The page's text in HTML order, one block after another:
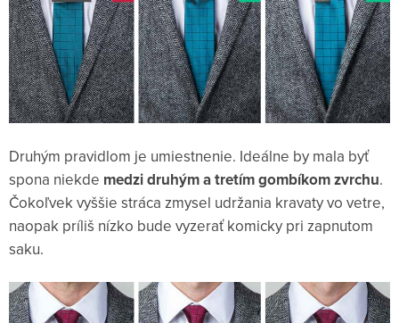
Druhým pravidlom je umiestnenie. Ideálne by mala byť
spona niekde medzi druhým a tretím gombíkom zvrchu.
Čokoľvek vyššie stráca zmysel udržania kravaty vo vetre,
naopak príliš nízko bude vyzerať komicky pri zapnutom
saku.